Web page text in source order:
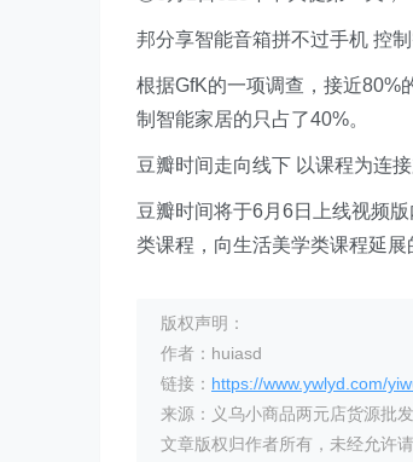
邦分享智能音箱拼不过手机 控
根据GfK的一项调查，接近80%
制智能家居的只占了40%。
豆瓣时间走向线下 以课程为连
豆瓣时间将于6月6日上线视频
类课程，向生活美学类课程延展
版权声明：
作者：huiasd
链接： https://www.ywlyd.com/
来源：义乌小商品两元店货源批
文章版权归作者所有，未经允许请